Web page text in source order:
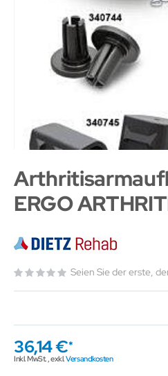
ERGO
Seien Sie der erste,
36,14 €
Inkl. MwSt.,exkl.Versandkosten